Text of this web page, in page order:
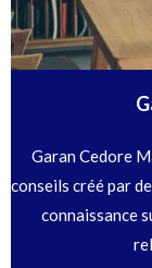
Garan Cedore
conseils créé par
connaissance